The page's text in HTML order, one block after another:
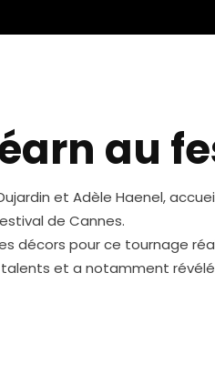
au
et Adèle Haenel,
de Cannes.
pour ce tournage
et a notamment révélé